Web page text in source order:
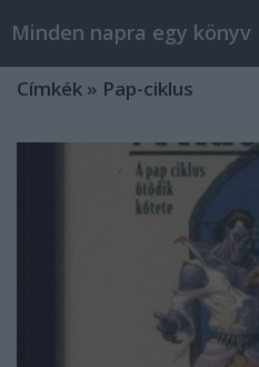
Minden napra egy könyv
Címkék » Pap-ciklus